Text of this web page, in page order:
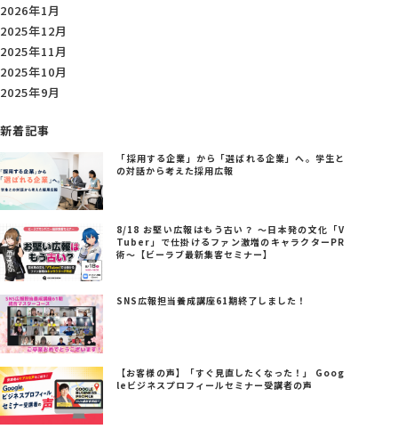
2026年1月
2025年12月
2025年11月
2025年10月
2025年9月
新着記事
「採用する企業」から「選ばれる企業」へ。学生と
の対話から考えた採用広報
8/18 お堅い広報はもう古い？ ～日本発の文化「V
Tuber」で仕掛けるファン激増のキャラクターPR
術～【ビーラブ最新集客セミナー】
SNS広報担当養成講座61期終了しました！
【お客様の声】「すぐ見直したくなった！」 Goog
leビジネスプロフィールセミナー受講者の声